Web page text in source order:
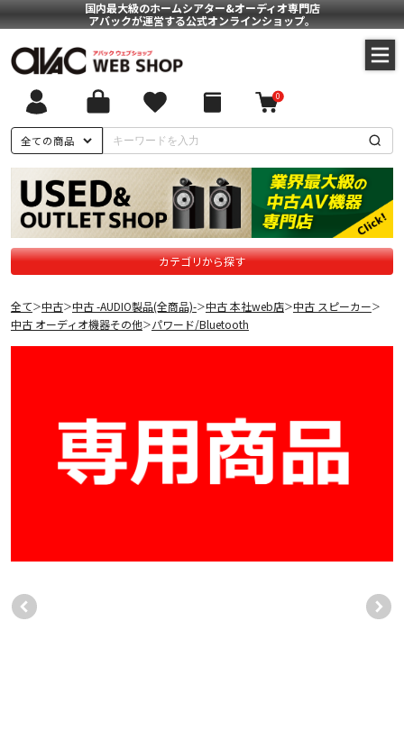
国内最大級のホームシアター&オーディオ専門店
アバックが運営する公式オンラインショップ。
全ての商品
0
カテゴリから探す
全て＞中古＞中古 -AUDIO製品(全商品)-＞中古 本社web店＞中古 スピーカー＞
中古 オーディオ機器その他＞パワード/Bluetooth